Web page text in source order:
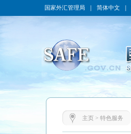
国家外汇管理局 简体中文
主页> 特色服务